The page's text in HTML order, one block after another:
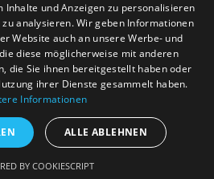
06. April ab 10 Uhr an der
in Zürich
der Sammlung von Patrick! Ich bringe
it.ch |(www.pinkytoes.com)
Inhalte und Anzeigen zu personalisieren
analysieren. Wir geben Informationen
Website auch an unsere Werbe- und
diese möglicherweise mit anderen
die Sie ihnen bereitgestellt haben oder
ihrer Dienste gesammelt haben.
Informationen
ALLE ABLEHNEN
BY COOKIESCRIPT